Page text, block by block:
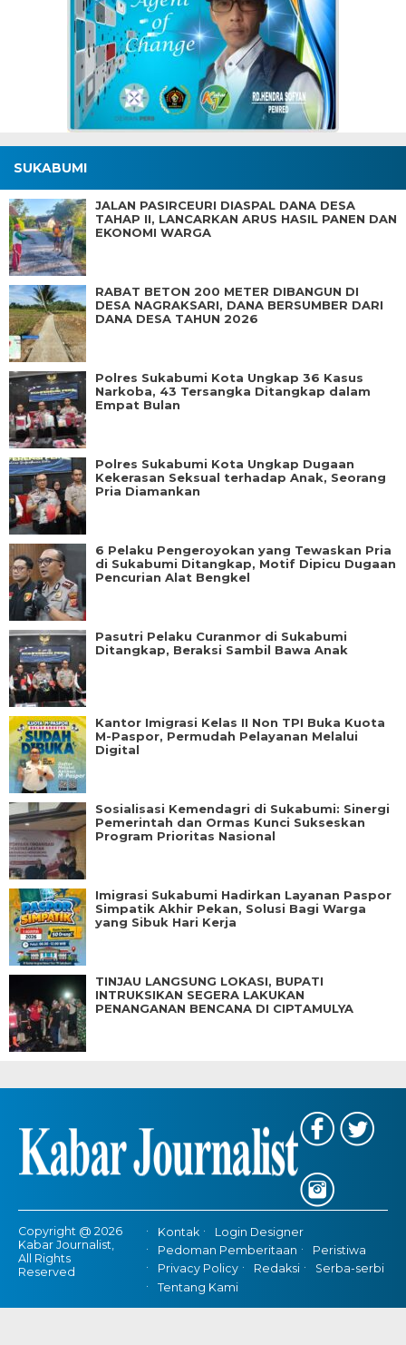
SUKABUMI
JALAN PASIRCEURI DIASPAL DANA DESA
TAHAP II, LANCARKAN ARUS HASIL PANEN DAN
EKONOMI WARGA
RABAT BETON 200 METER DIBANGUN DI
DESA NAGRAKSARI, DANA BERSUMBER DARI
DANA DESA TAHUN 2026
Polres Sukabumi Kota Ungkap 36 Kasus
Narkoba, 43 Tersangka Ditangkap dalam
Empat Bulan
Polres Sukabumi Kota Ungkap Dugaan
Kekerasan Seksual terhadap Anak, Seorang
Pria Diamankan
6 Pelaku Pengeroyokan yang Tewaskan Pria
di Sukabumi Ditangkap, Motif Dipicu Dugaan
Pencurian Alat Bengkel
Pasutri Pelaku Curanmor di Sukabumi
Ditangkap, Beraksi Sambil Bawa Anak
Kantor Imigrasi Kelas II Non TPI Buka Kuota
M-Paspor, Permudah Pelayanan Melalui
Digital
Sosialisasi Kemendagri di Sukabumi: Sinergi
Pemerintah dan Ormas Kunci Sukseskan
Program Prioritas Nasional
Imigrasi Sukabumi Hadirkan Layanan Paspor
Simpatik Akhir Pekan, Solusi Bagi Warga
yang Sibuk Hari Kerja
TINJAU LANGSUNG LOKASI, BUPATI
INTRUKSIKAN SEGERA LAKUKAN
PENANGANAN BENCANA DI CIPTAMULYA
Copyright @ 2026
Kabar Journalist,
All Rights
Reserved
Kontak
Login Designer
Pedoman Pemberitaan
Peristiwa
Privacy Policy
Redaksi
Serba-serbi
Tentang Kami